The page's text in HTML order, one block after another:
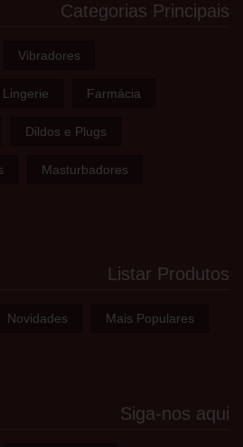
Categorias Principais
Vibradores
Lingerie Farmácia
Dildos e Plugs
Masturbadores
Listar Produtos
Novidades Mais Populares
Siga-nos aqui